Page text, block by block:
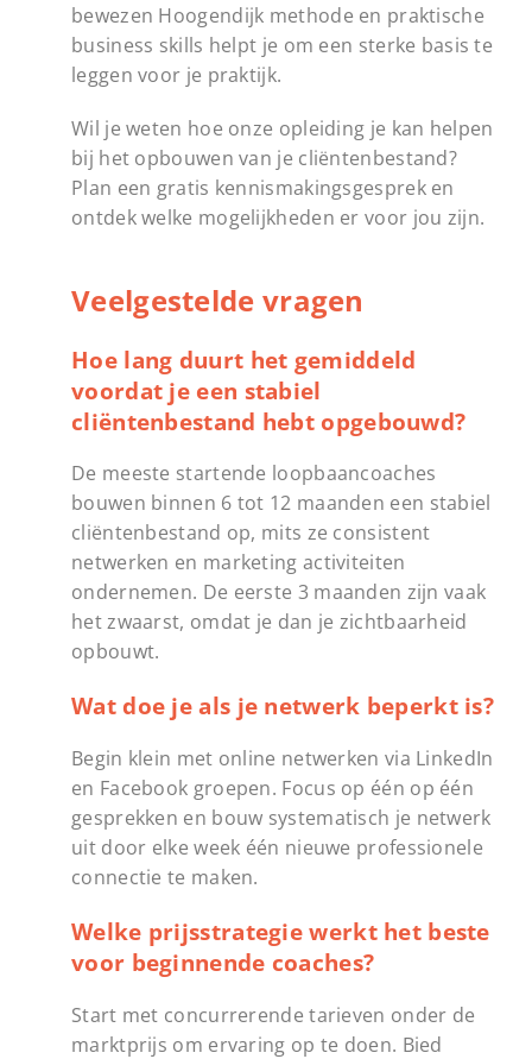
bewezen Hoogendijk methode en praktische
business skills helpt je om een sterke basis te
leggen voor je praktijk.
Wil je weten hoe onze opleiding je kan helpen
bij het opbouwen van je cliëntenbestand?
Plan een gratis kennismakingsgesprek en
ontdek welke mogelijkheden er voor jou zijn.
Veelgestelde vragen
Hoe lang duurt het gemiddeld
voordat je een stabiel
cliëntenbestand hebt opgebouwd?
De meeste startende loopbaancoaches
bouwen binnen 6 tot 12 maanden een stabiel
cliëntenbestand op, mits ze consistent
netwerken en marketing activiteiten
ondernemen. De eerste 3 maanden zijn vaak
het zwaarst, omdat je dan je zichtbaarheid
opbouwt.
Wat doe je als je netwerk beperkt is?
Begin klein met online netwerken via LinkedIn
en Facebook groepen. Focus op één op één
gesprekken en bouw systematisch je netwerk
uit door elke week één nieuwe professionele
connectie te maken.
Welke prijsstrategie werkt het beste
voor beginnende coaches?
Start met concurrerende tarieven onder de
marktprijs om ervaring op te doen. Bied